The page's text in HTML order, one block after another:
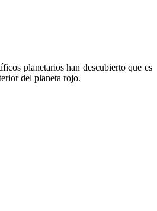
planetarios han descubierto que es
del planeta rojo.